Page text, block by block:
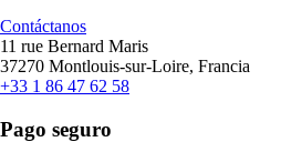
Contáctanos
11 rue Bernard Maris
37270 Montlouis-sur-Loire, Francia
+33 1 86 47 62 58
Pago seguro